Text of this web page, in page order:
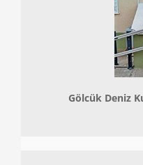
Gölcük Deniz